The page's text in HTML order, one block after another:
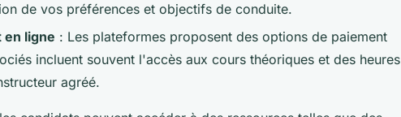
de vos préférences et objectifs de conduite.
en ligne : Les plateformes proposent des options de paiement
incluent souvent l'accès aux cours théoriques et des heures
agréé.